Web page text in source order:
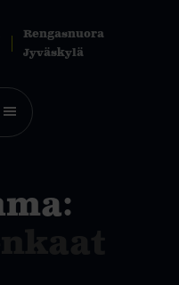
Rengasnuora
Jyväskylä